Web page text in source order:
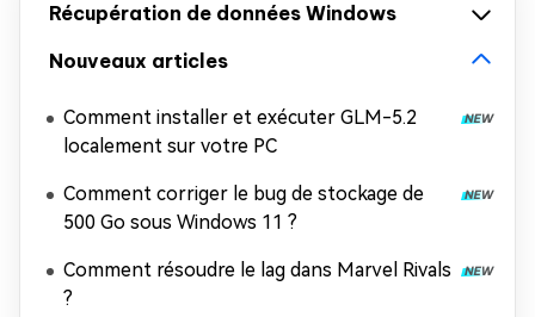
Récupération de données Windows
Nouveaux articles
Comment installer et exécuter GLM-5.2
localement sur votre PC
Comment corriger le bug de stockage de
500 Go sous Windows 11 ?
Comment résoudre le lag dans Marvel Rivals
?